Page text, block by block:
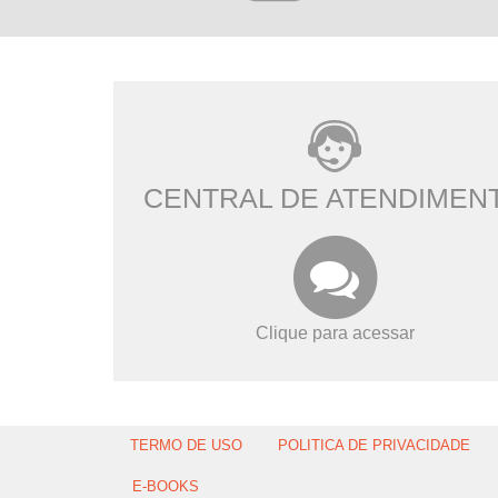
CENTRAL DE
Clique para acessar
TERMO DE USO POLITICA DE PRIVACIDADE
E-BOOKS